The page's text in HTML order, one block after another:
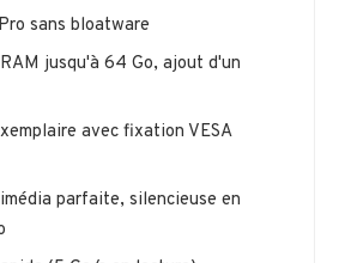
sans bloatware
jusqu'à 64 Go, ajout d'un
avec fixation VESA
parfaite, silencieuse en